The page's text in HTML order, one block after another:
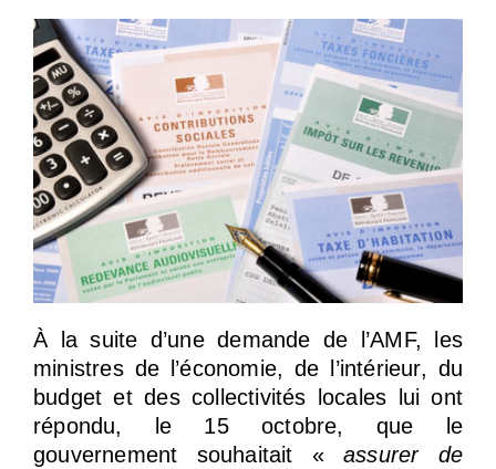
À la suite d’une demande de l’AMF, les
ministres de l’économie, de l’intérieur, du
budget et des collectivités locales lui ont
répondu, le 15 octobre, que le
gouvernement souhaitait «assurer de